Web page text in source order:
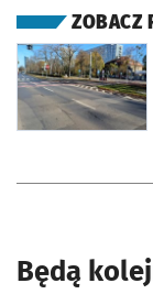
ZOBACZ
otworzy się w nowej
Będą